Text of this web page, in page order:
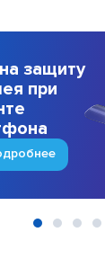
на защиту
при